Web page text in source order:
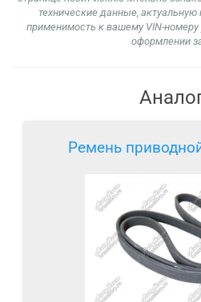
технические данные, актуальную
применимость к вашему VIN-
оформлении
Ремень